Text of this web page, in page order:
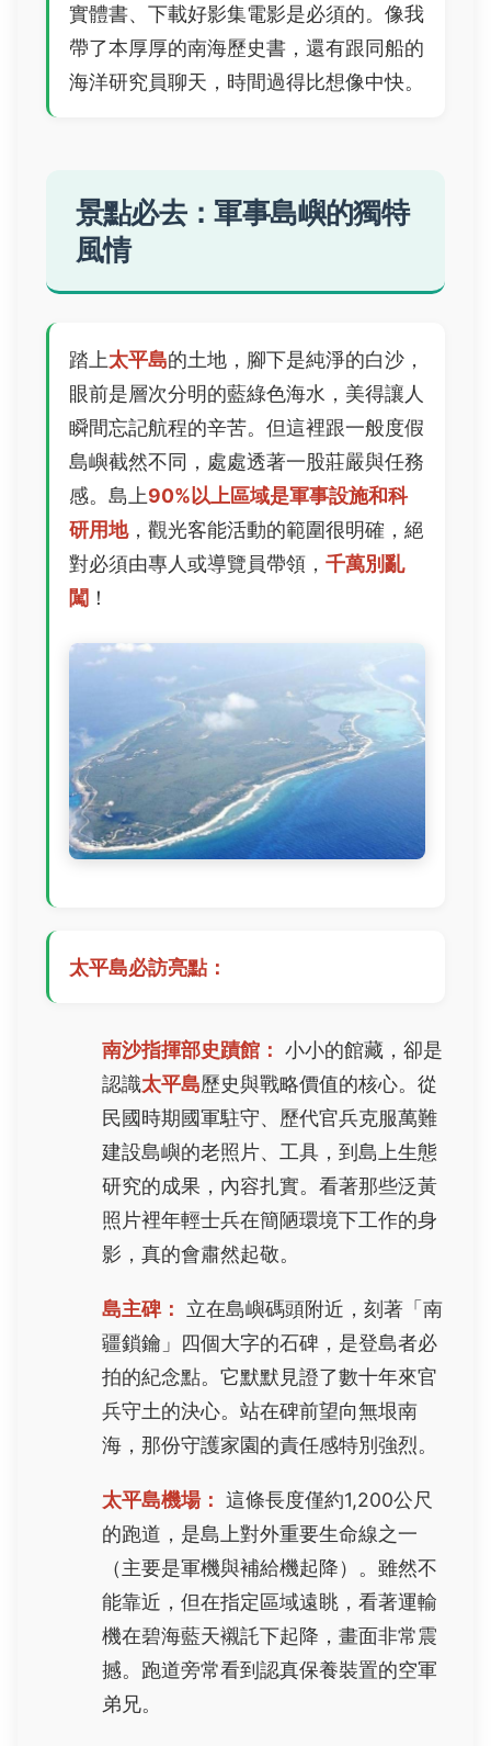
實體書、下載好影集電影是必須的。像我
帶了本厚厚的南海歷史書，還有跟同船的
海洋研究員聊天，時間過得比想像中快。
景點必去：軍事島嶼的獨特
風情
踏上太平島的土地，腳下是純淨的白沙，
眼前是層次分明的藍綠色海水，美得讓人
瞬間忘記航程的辛苦。但這裡跟一般度假
島嶼截然不同，處處透著一股莊嚴與任務
感。島上90%以上區域是軍事設施和科
研用地，觀光客能活動的範圍很明確，絕
對必須由專人或導覽員帶領， 千萬別亂
闖 ！
太平島必訪亮點：
南沙指揮部史蹟館： 小小的館藏，卻是
認識太平島歷史與戰略價值的核心。從
民國時期國軍駐守、歷代官兵克服萬難
建設島嶼的老照片、工具，到島上生態
研究的成果，內容扎實。看著那些泛黃
照片裡年輕士兵在簡陋環境下工作的身
影，真的會肅然起敬。
島主碑：
立在島嶼碼頭附近，刻著「南
疆鎖鑰」四個大字的石碑，是登島者必
拍的紀念點。它默默見證了數十年來官
兵守土的決心。站在碑前望向無垠南
海，那份守護家園的責任感特別強烈。
太平島機場： 這條長度僅約1,200公尺
的跑道，是島上對外重要生命線之一
（主要是軍機與補給機起降）。雖然不
能靠近，但在指定區域遠眺，看著運輸
機在碧海藍天襯託下起降，畫面非常震
撼。跑道旁常看到認真保養裝置的空軍
弟兄。